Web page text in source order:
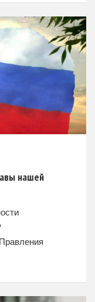
нашей
и укрепления